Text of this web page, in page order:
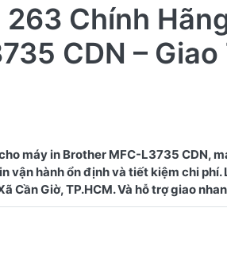
Chính
CDN – Giao
máy in Brother MFC-L3735 CDN,
vận hành ổn định và tiết kiệm chi